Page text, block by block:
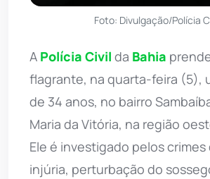
Foto: Divulgação/Polícia
A Polícia Civil da Bahia
flagrante, na quarta-feira (5),
de 34 anos, no bairro
Maria da Vitória, na região
Ele é investigado pelos crimes
injúria, perturbação do